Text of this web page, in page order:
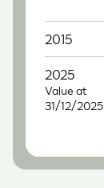
2015
2025
Value at
31/12/2025